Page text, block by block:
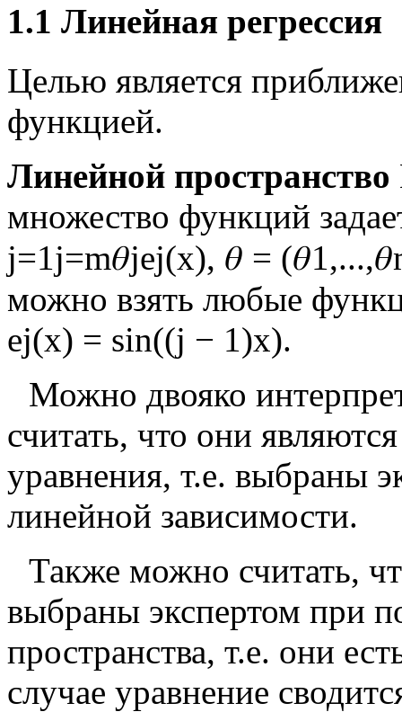
1.1 Линейная регрессия
Целью является
функцией.
Линейной пространство
множество функций
j=1j=m𝜃jej(x), 𝜃 = (𝜃1,...,𝜃
можно взять любые
ej(x) = sin((j − 1)x).
Можно двояко
считать, что они
уравнения, т.е. выбраны
линейной зависимости.
Также можно считать,
выбраны экспертом при
пространства, т.е. они
случае уравнение